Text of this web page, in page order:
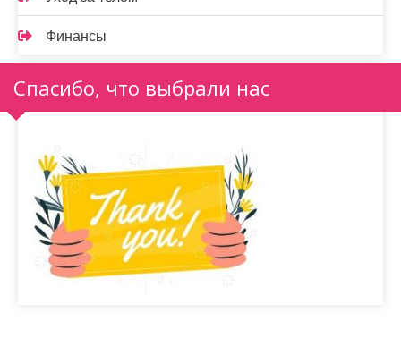
Финансы
Спасибо, что выбрали нас